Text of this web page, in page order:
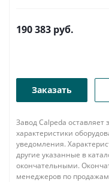
190 383 руб.
Заказать
Завод Calpeda
характеристики
уведомления.
другие указанные в
окончательными.
менеджеров по